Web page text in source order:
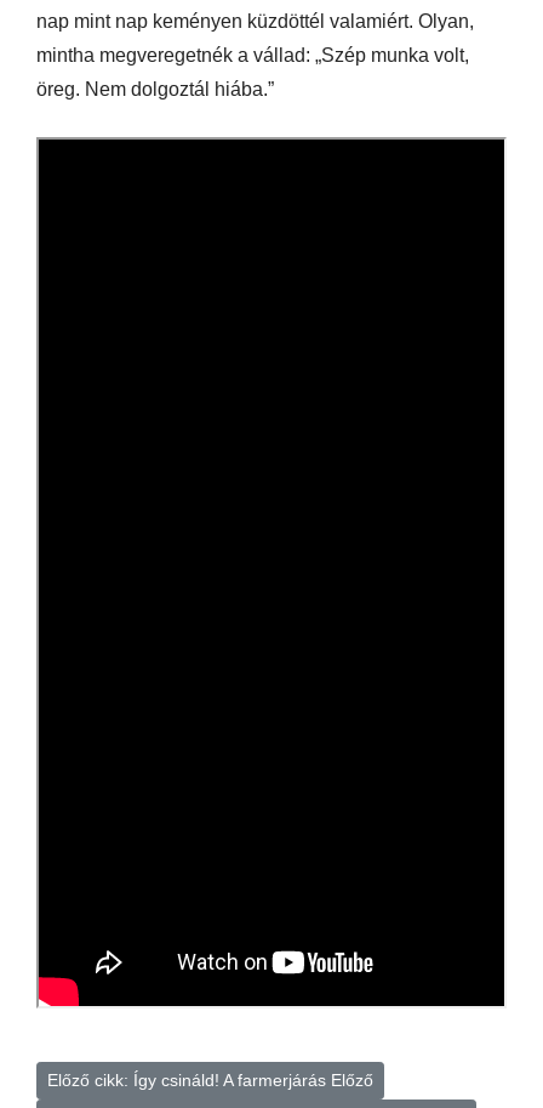
nap mint nap keményen küzdöttél valamiért. Olyan,
mintha megveregetnék a vállad: „Szép munka volt,
öreg. Nem dolgoztál hiába.”
Előző cikk: Így csináld! A farmerjárás Előző